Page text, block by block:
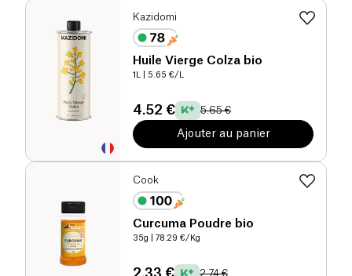
Kazidomi
Huile Vierge Colza bio
1L | 5.65 €/L
4.52 € 5.65 €
Ajouter au panier
Cook
Curcuma Poudre bio
35g | 78.29 €/Kg
2.33 € 2.74 €